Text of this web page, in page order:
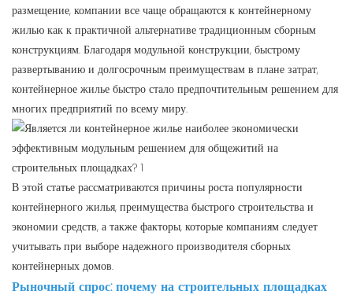
размещение, компании все чаще обращаются к контейнерному
жилью как к практичной альтернативе традиционным сборным
конструкциям. Благодаря модульной конструкции, быстрому
развертыванию и долгосрочным преимуществам в плане затрат,
контейнерное жилье быстро стало предпочтительным решением для
многих предприятий по всему миру.
В этой статье рассматриваются причины роста популярности
контейнерного жилья, преимущества быстрого строительства и
экономии средств, а также факторы, которые компаниям следует
учитывать при выборе надежного производителя сборных
контейнерных домов.
Рыночный спрос: почему на строительных площадках